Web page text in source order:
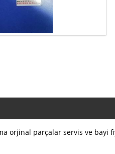
orjinal parçalar servis ve